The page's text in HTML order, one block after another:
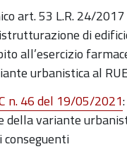
art. 53 L.R. 24/
di
all’esercizio
urbanistica al
n. 46 del 19/05/2021:
della variante